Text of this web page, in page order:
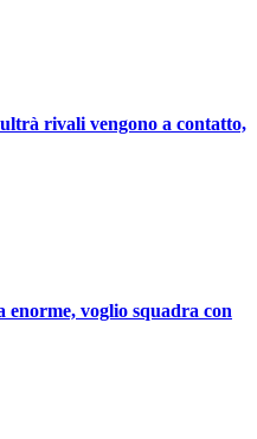
rivali vengono a contatto,
voglio squadra con